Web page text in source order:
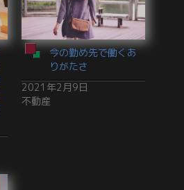
今の勤め先で働くあ
りがたさ
2021年2月9日
不動産